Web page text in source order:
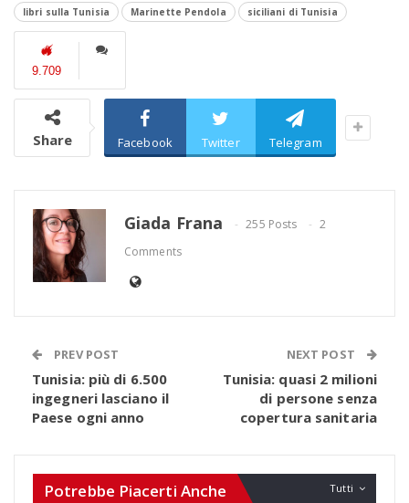
libri sulla Tunisia Marinette Pendola siciliani di Tunisia
9.709
Share Facebook Twitter Telegram
Giada Frana 255 Posts
2
Comments
PREV POST
Tunisia: più di 6.500
ingegneri lasciano il
Paese ogni anno
NEXT POST
Tunisia: quasi 2 milioni
di persone senza
copertura sanitaria
Tutti
Potrebbe Piacerti Anche